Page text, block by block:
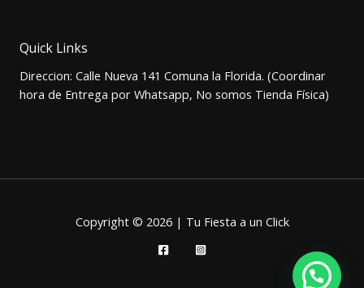
Quick Links
Direccion: Calle Nueva 141 Comuna la Florida. (Coordinar
hora de Entrega por Whatsapp, No somos Tienda Física)
Copyright © 2026 | Tu Fiesta a un Click